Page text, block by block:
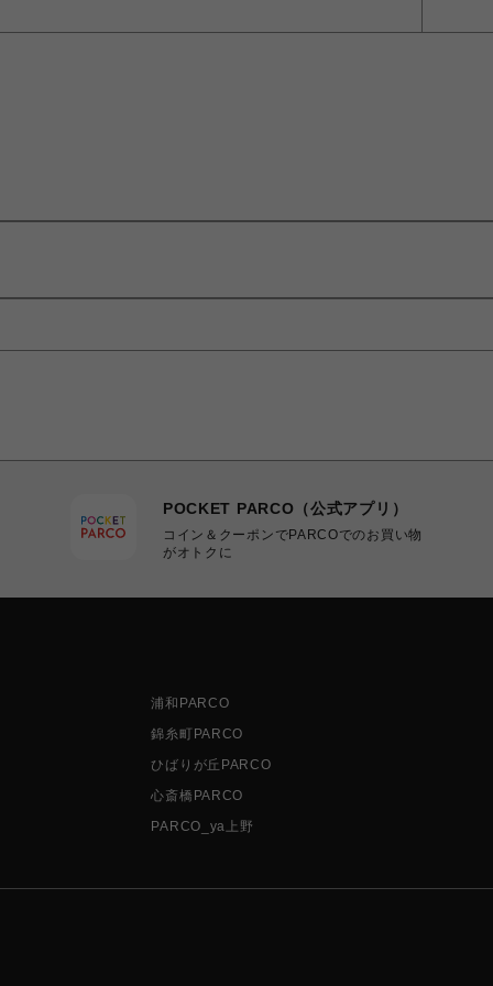
POCKET PARCO（公式アプリ）
コイン＆クーポンでPARCOでのお買い物
がオトクに
浦和PARCO
錦糸町PARCO
ひばりが丘PARCO
心斎橋PARCO
PARCO_ya上野